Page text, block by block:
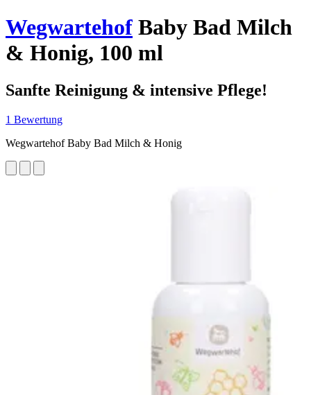
Wegwartehof Baby Bad Milch
& Honig, 100 ml
Sanfte Reinigung & intensive Pflege!
1 Bewertung
Wegwartehof Baby Bad Milch & Honig